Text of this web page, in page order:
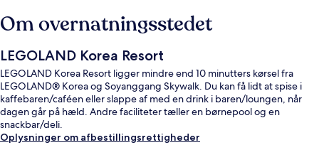
Om overnatningsstedet
LEGOLAND Korea Resort
LEGOLAND Korea Resort ligger mindre end 10 minutters kørsel fra
LEGOLAND® Korea og Soyanggang Skywalk. Du kan få lidt at spise i
kaffebaren/caféen eller slappe af med en drink i baren/loungen, når
dagen går på hæld. Andre faciliteter tæller en børnepool og en
snackbar/deli.
Oplysninger om afbestillingsrettigheder